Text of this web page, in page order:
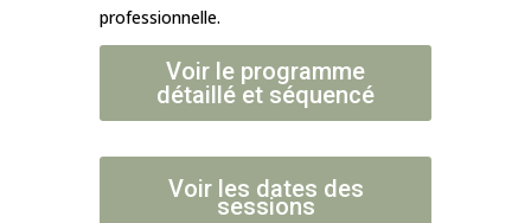
professionnelle.
Voir le programme
détaillé et séquencé
Voir les dates des
sessions